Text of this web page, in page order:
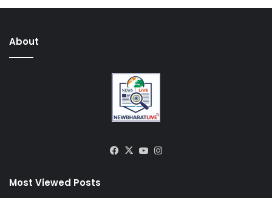
About
Facebook
X YouTube
Most Viewed Posts